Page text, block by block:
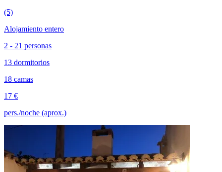
(5)
Alojamiento entero
2 - 21 personas
13 dormitorios
18 camas
17 €
pers./noche (aprox.)